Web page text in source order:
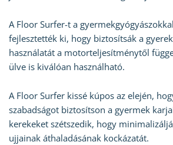
A Floor Surfer-t a
fejlesztették ki, hogy biztosítsák a
használatát a motorteljesítménytől
ülve is kiválóan használható.
A Floor Surfer kissé kúpos az elején,
szabadságot biztosítson a gyermek
kerekeket szétszedik, hogy
ujjainak áthaladásának kockázatát.